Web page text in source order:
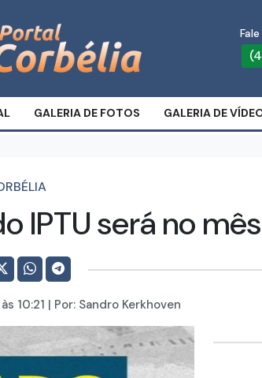
GALERIA DE FOTOS GALERIA DE
IPTU será no
às 10:21 | Por: Sandro Kerkhoven